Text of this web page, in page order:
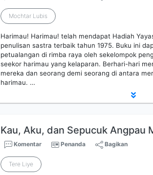
Mochtar Lubis
Harimau! Harimau! telah mendapat Hadiah
penulisan sastra terbaik tahun 1975. Buku ini
petualangan di rimba raya oleh sekelompok
seekor harimau yang kelaparan. Berhari-hari
mereka dan seorang demi seorang di antara
harimau. …
Kau, Aku, dan Sepucuk Angpau
Komentar Penanda Bagikan
Tere Liye